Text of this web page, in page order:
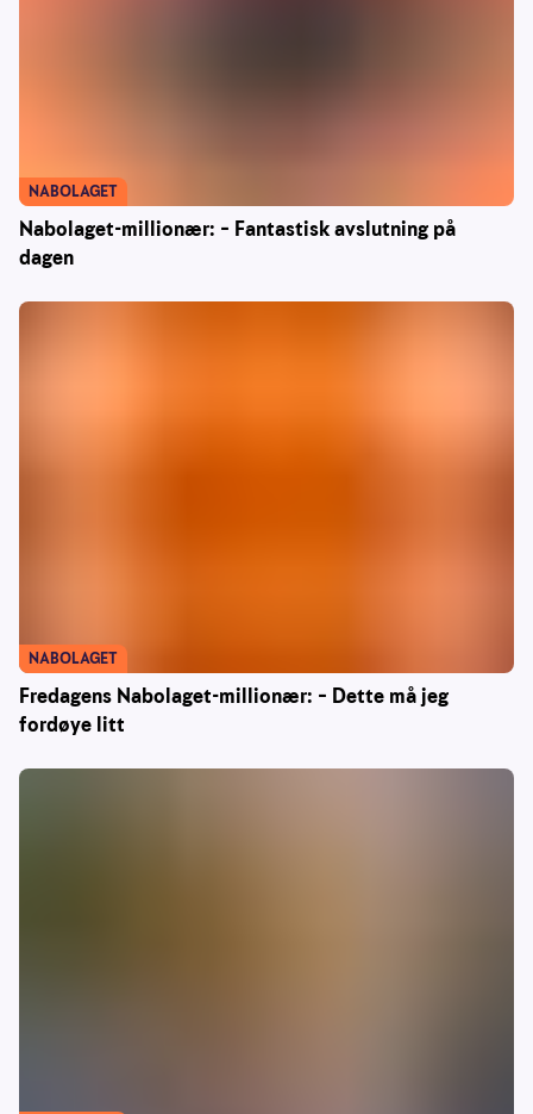
Nabolaget-millionær: – Fantastisk avslutning på
dagen
NABOLAGET
Fredagens Nabolaget-millionær: – Dette må jeg
fordøye litt
NABOLAGET